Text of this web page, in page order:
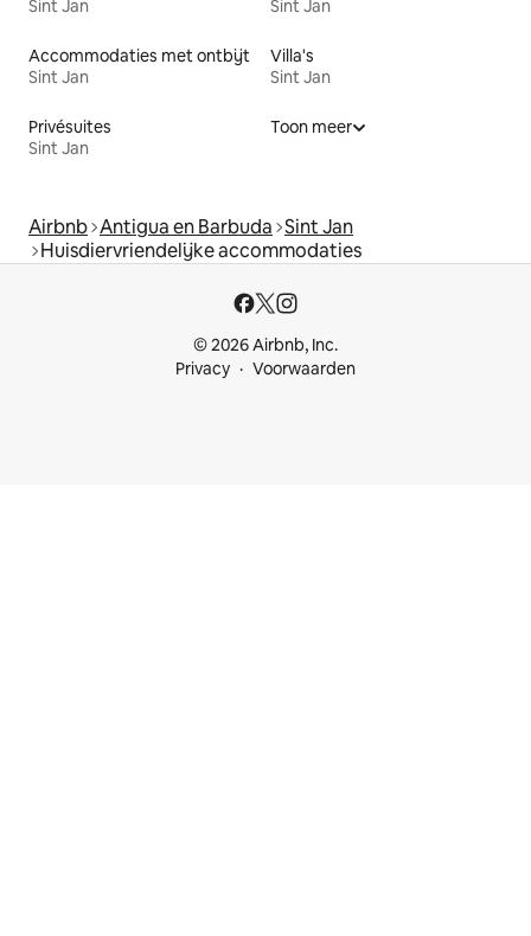
Sint Jan
Sint Jan
Accommodaties met ontbijt
Sint Jan
Villa's
Sint Jan
Privésuites
Sint Jan
Toon meer
Airbnb Antigua en Barbuda Sint Jan
Huisdiervriendelijke accommodaties
© 2026 Airbnb, Inc.
Privacy
Voorwaarden